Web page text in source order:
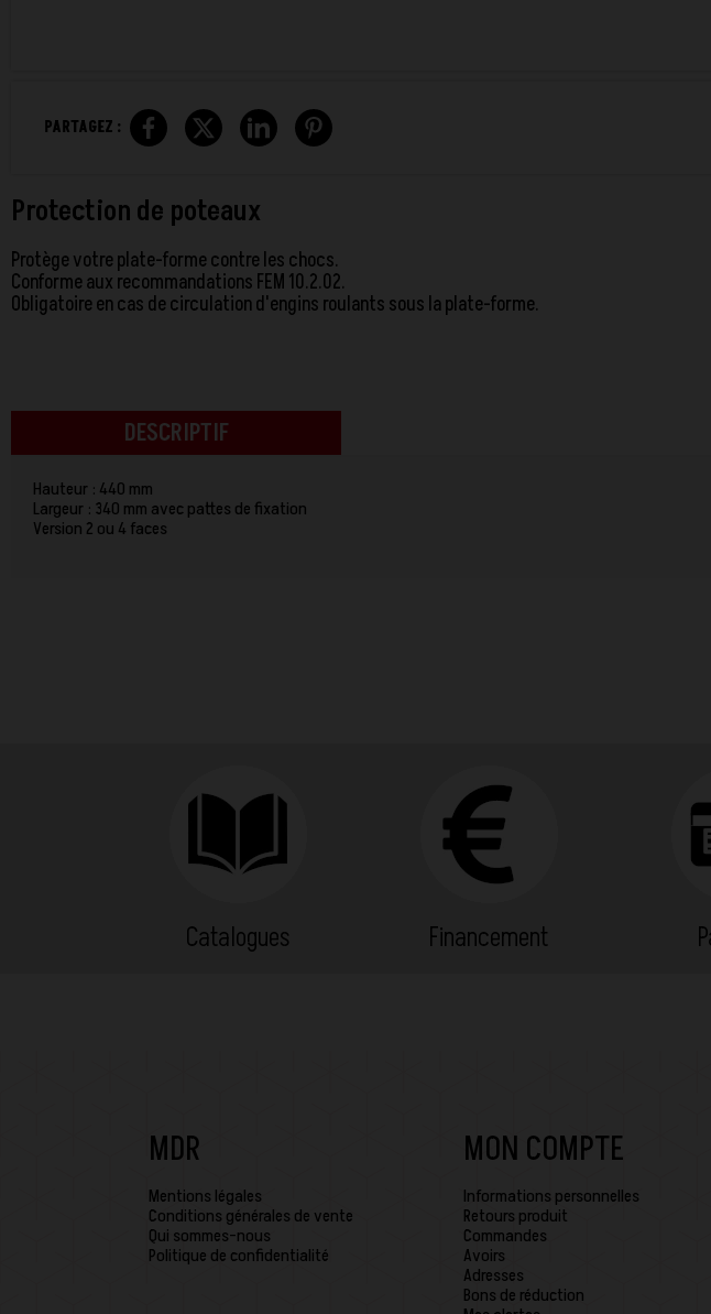
PARTAGEZ :
Protection de poteaux
Protège votre plate-forme contre les chocs.
Conforme aux recommandations FEM 10.2.02.
Obligatoire en cas de circulation d'engins roulants sous la plate-forme.
DESCRIPTIF
Hauteur : 440 mm
Largeur : 340 mm avec pattes de fixation
Version 2 ou 4 faces
Catalogues Financement
MDR
Mentions légales
Conditions générales de vente
Qui sommes-nous
Politique de confidentialité
MON COMPTE
Informations personnelles
Retours produit
Commandes
Avoirs
Adresses
Bons de réduction